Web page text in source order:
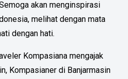
akan menginspirasi
melihat dengan mata
dengan hati.
Kompasiana mengajak
Kompasianer di Banjarmasin